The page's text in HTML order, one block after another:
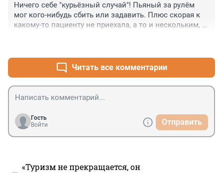
Ничего себе "курьёзный случай"! Пьяный за рулём
мог кого-нибудь сбить или задавить. Плюс скорая к
какому-то пациенту не приехала, а то и нескольким,
Читать все комментарии
Гость
Войти
Отправить
«Туризм не прекращается, он